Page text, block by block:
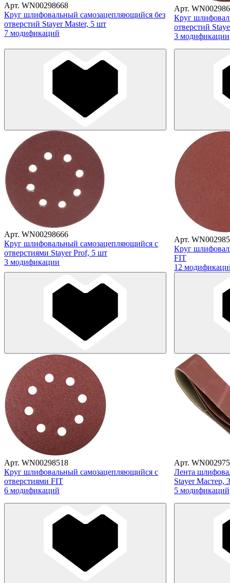
Арт. WN00298668
Круг шлифовальный самозацепляющийся без
отверстий Stayer Master, 5 шт
7 модификаций
Арт.
Круг
отверстий
3 модификации
Арт. WN00298666
Круг шлифовальный самозацепляющийся с
отверстиями Stayer Prof, 5 шт
3 модификации
Арт.
Круг
FIT
12
Арт. WN00298518
Круг шлифовальный самозацепляющийся с
отверстиями FIT
6 модификаций
Арт.
Лента
Stayer Мастер,
5 модификаций